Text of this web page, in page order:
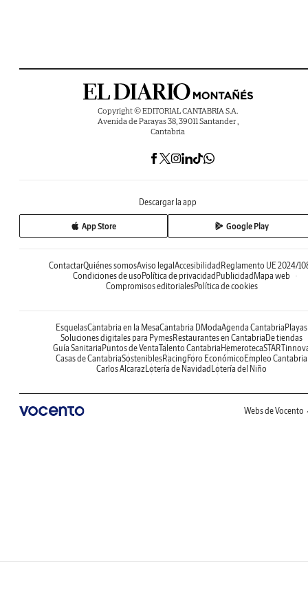
Copyright © EDITORIAL CANTABRIA S.A.
Avenida de Parayas 38, 39011 Santander ,
Cantabria
Descargar la app
App Store Google Play
ContactarQuiénes somosAviso legal Accesibilidad Reglamento UE 2024/
Condiciones de uso Política de privacidad Publicidad Mapa web
Compromisos editorialesPolítica de cookies
EsquelasCantabria en la MesaCantabria DModaAgenda Cantabria Playas
Soluciones digitales para PymesRestaurantes en Cantabria De tiendas
Guía Sanitaria Puntos de VentaTalento Cantabria Hemeroteca
Casas de CantabriaSosteniblesRacing Foro Económico Empleo Cantabria
Carlos AlcarazLotería de Navidad Lotería del Niño
Webs de Vocento